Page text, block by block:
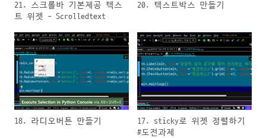
21. 스크롤바 기본제공 텍스
트 위젯 - Scrolledtext
20. 텍스트박스 만들기
18. 라디오버튼 만들기
17. sticky로 위젯 정렬하기
#도전과제